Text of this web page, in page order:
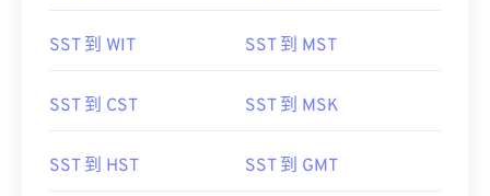
SST 到 WIT SST 到 MST
SST 到 CST SST 到 MSK
SST 到 HST SST 到 GMT